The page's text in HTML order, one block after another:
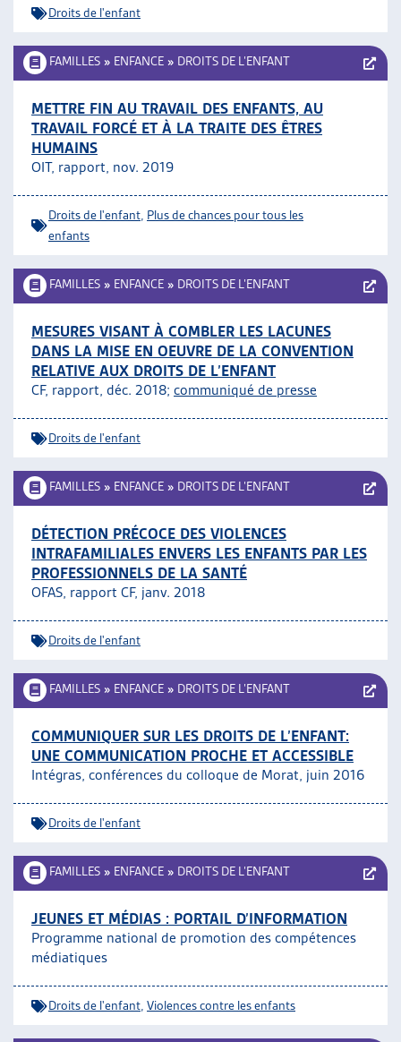
Droits de l'enfant
FAMILLES » ENFANCE » DROITS DE L’ENFANT
METTRE FIN AU TRAVAIL DES ENFANTS, AU
TRAVAIL FORCÉ ET À LA TRAITE DES ÊTRES
HUMAINS
OIT, rapport, nov. 2019
Droits de l'enfant Plus de chances pour tous les
enfants
FAMILLES » ENFANCE » DROITS DE L’ENFANT
MESURES VISANT À COMBLER LES LACUNES
DANS LA MISE EN OEUVRE DE LA CONVENTION
RELATIVE AUX DROITS DE L’ENFANT
CF, rapport, déc. 2018; communiqué de presse
Droits de l'enfant
FAMILLES » ENFANCE » DROITS DE L’ENFANT
DÉTECTION PRÉCOCE DES VIOLENCES
INTRAFAMILIALES ENVERS LES ENFANTS PAR LES
PROFESSIONNELS DE LA SANTÉ
OFAS, rapport CF, janv. 2018
Droits de l'enfant
FAMILLES » ENFANCE » DROITS DE L’ENFANT
COMMUNIQUER SUR LES DROITS DE L’ENFANT:
UNE COMMUNICATION PROCHE ET ACCESSIBLE
Intégras, conférences du colloque de Morat, juin 2016
Droits de l'enfant
FAMILLES » ENFANCE » DROITS DE L’ENFANT
JEUNES ET MÉDIAS : PORTAIL D’INFORMATION
Programme national de promotion des compétences
médiatiques
Droits de l'enfant Violences contre les enfants